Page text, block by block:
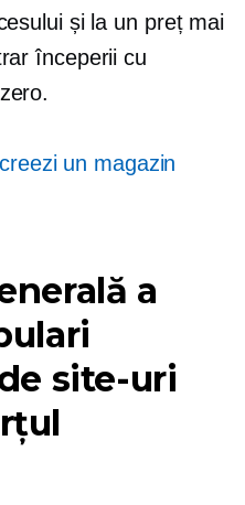
și la un preț mai
începerii cu
un magazin
a
site-uri